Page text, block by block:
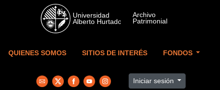
Skip to main content
QUIENES SOMOS SITIOS DE INTERÉS FONDOS
Iniciar sesión